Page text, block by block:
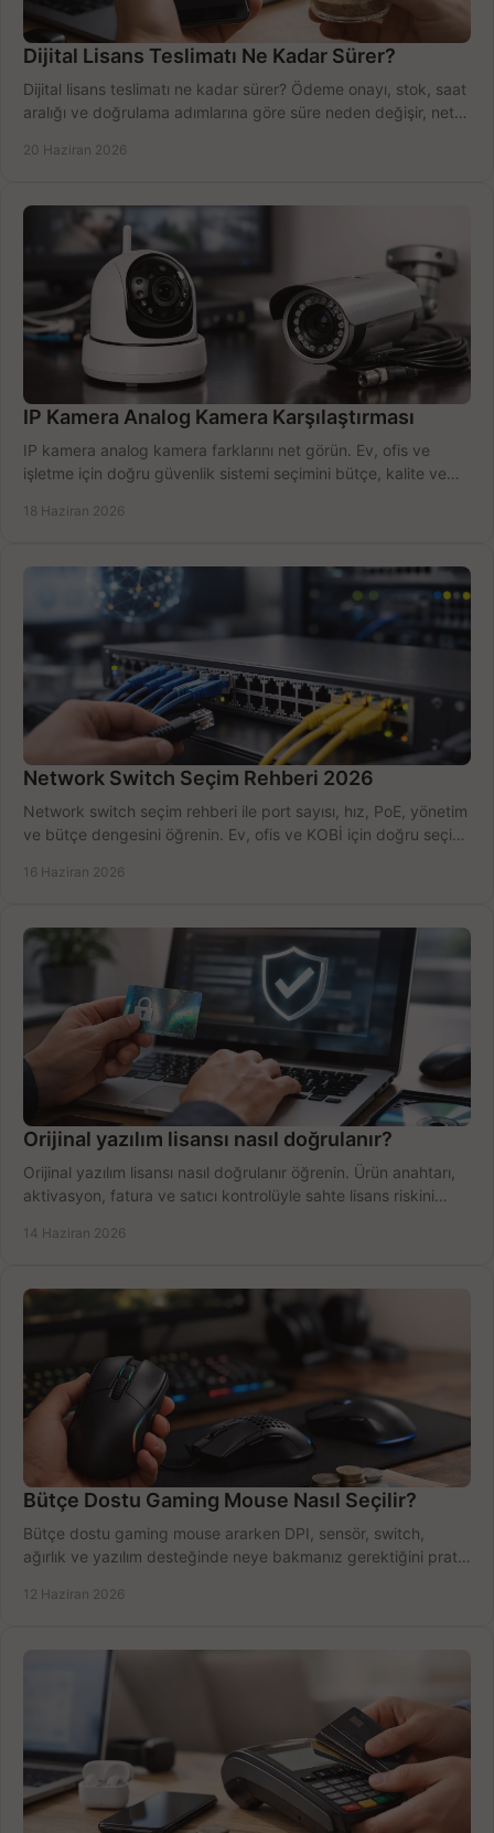
Dijital Lisans Teslimatı Ne Kadar Sürer?
Dijital lisans teslimatı ne kadar sürer? Ödeme onayı, stok, saat
aralığı ve doğrulama adımlarına göre süre neden değişir, net
20 Haziran 2026
IP Kamera Analog Kamera Karşılaştırması
IP kamera analog kamera farklarını net görün. Ev, ofis ve
işletme için doğru güvenlik sistemi seçimini bütçe, kalite ve
18 Haziran 2026
Network Switch Seçim Rehberi 2026
Network switch seçim rehberi ile port sayısı, hız, PoE, yönetim
ve bütçe dengesini öğrenin. Ev, ofis ve KOBİ için doğru seçimi
16 Haziran 2026
Orijinal yazılım lisansı nasıl doğrulanır?
Orijinal yazılım lisansı nasıl doğrulanır öğrenin. Ürün anahtarı,
aktivasyon, fatura ve satıcı kontrolüyle sahte lisans riskini
14 Haziran 2026
Bütçe Dostu Gaming Mouse Nasıl Seçilir?
Bütçe dostu gaming mouse ararken DPI, sensör, switch,
ağırlık ve yazılım desteğinde neye bakmanız gerektiğini pratik
12 Haziran 2026